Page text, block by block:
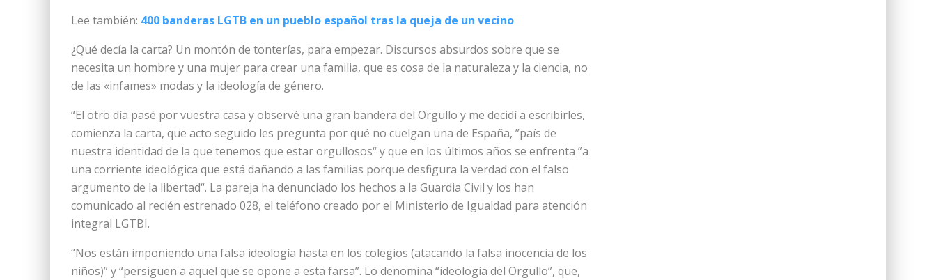
Lee también: 400 banderas LGTB en un pueblo español tras la queja de un vecino
¿Qué decía la carta? Un montón de tonterías, para empezar. Discursos absurdos sobre que se
necesita un hombre y una mujer para crear una familia, que es cosa de la naturaleza y la ciencia, no
de las «infames» modas y la ideología de género.
“El otro día pasé por vuestra casa y observé una gran bandera del Orgullo y me decidí a escribirles,
comienza la carta, que acto seguido les pregunta por qué no cuelgan una de España, ”país de
nuestra identidad de la que tenemos que estar orgullosos“ y que en los últimos años se enfrenta ”a
una corriente ideológica que está dañando a las familias porque desfigura la verdad con el falso
argumento de la libertad“. La pareja ha denunciado los hechos a la Guardia Civil y los han
comunicado al recién estrenado 028, el teléfono creado por el Ministerio de Igualdad para atención
integral LGTBI.
“Nos están imponiendo una falsa ideología hasta en los colegios (atacando la falsa inocencia de los
niños)” y “persiguen a aquel que se opone a esta farsa”. Lo denomina “ideología del Orgullo”, que,